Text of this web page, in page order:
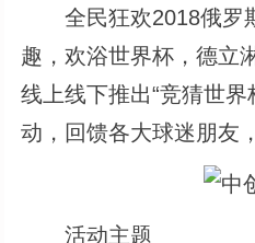
全民狂欢2018俄罗
趣，欢浴世界杯，德立
线上线下推出“竞猜世
动，回馈各大球迷朋友
活动主题